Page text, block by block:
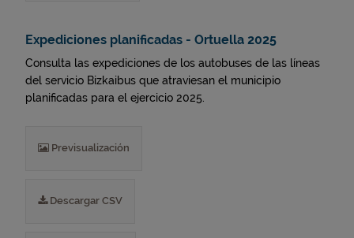
Expediciones planificadas - Ortuella 2025
Consulta las expediciones de los autobuses de las líneas
del servicio Bizkaibus que atraviesan el municipio
planificadas para el ejercicio 2025.
Previsualización
Descargar CSV